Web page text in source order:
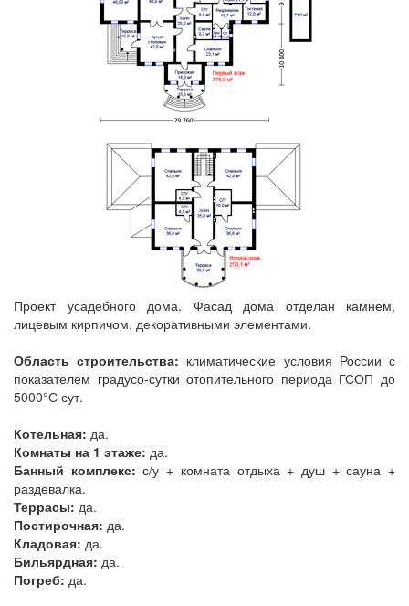
Проект усадебного дома. Фасад дома отделан камнем,
лицевым кирпичом, декоративными элементами.
Область строительства: климатические условия России с
показателем градусо-сутки отопительного периода ГСОП до
5000°С сут.
Котельная: да.
Комнаты на 1 этаже: да.
Банный комплекс: с/у + комната отдыха + душ + сауна +
раздевалка.
Террасы: да.
Постирочная: да.
Кладовая: да.
Бильярдная: да.
Погреб: да.